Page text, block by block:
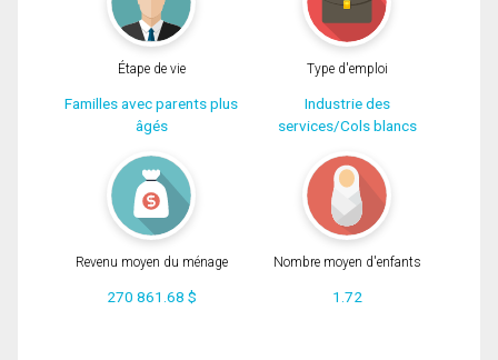
Étape de vie
Familles avec parents plus
âgés
Type d'emploi
Industrie des
services/Cols blancs
Revenu moyen du ménage
270 861.68 $
Nombre moyen d'enfants
1.72